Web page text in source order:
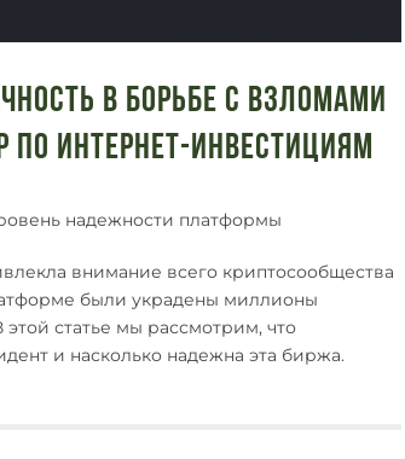
в Борьбе с Взломами
интернет-инвестициям
надежности платформы
внимание всего криптосообщества
были украдены миллионы
статье мы рассмотрим, что
и насколько надежна эта биржа.